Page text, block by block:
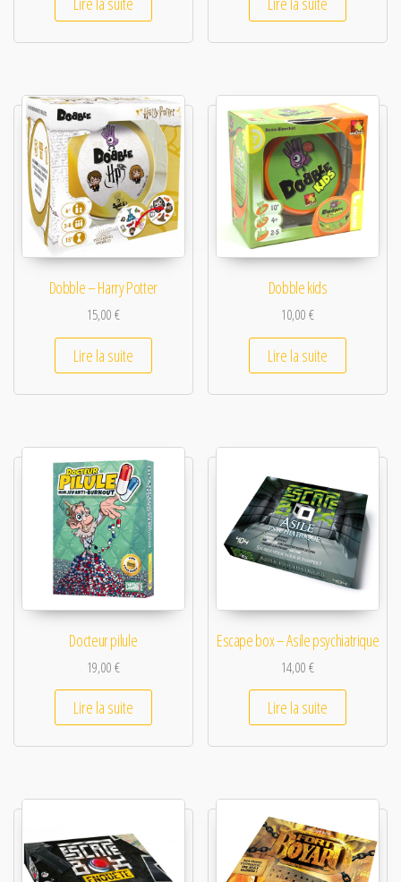
Dobble – Harry Potter
15,00€
Lire la suite
Dobble kids
10,00€
Lire la suite
Docteur pilule
19,00€
Lire la suite
Escape box – Asile psychiatrique
14,00€
Lire la suite